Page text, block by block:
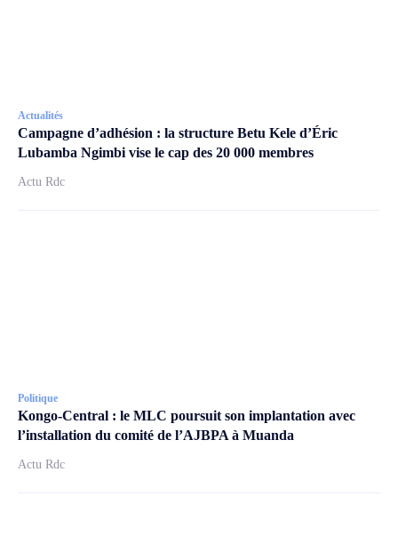
Actualités
Campagne d’adhésion : la structure Betu Kele d’Éric
Lubamba Ngimbi vise le cap des 20 000 membres
Actu Rdc
Politique
Kongo-Central : le MLC poursuit son implantation avec
l’installation du comité de l’AJBPA à Muanda
Actu Rdc